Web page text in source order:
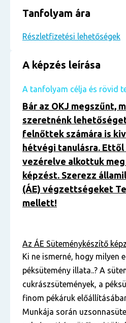
Tanfolyam ára
Részletfizetési lehetőségek
A képzés leírása
A tanfolyam célja és rövid
Bár az OKJ megszűnt,
szeretnénk
felnőttek számára is
hétvégi tanulásra.
vezérelve alkottuk meg
képzést. Szerezz
(ÁE) végzettségeket
mellett!
Az ÁE Süteménykészítő
Ki ne ismerné, hogy milyen
péksütemény illata..? A
cukrászsütemények, a
finom pékáruk
Munkája során